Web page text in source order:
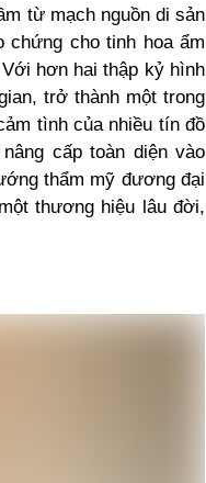
từ mạch nguồn di sản
chứng cho tinh hoa ẩm
hơn hai thập kỷ hình
trở thành một trong
tình của nhiều tín đồ
cấp toàn diện vào
thẩm mỹ đương đại
thương hiệu lâu đời,